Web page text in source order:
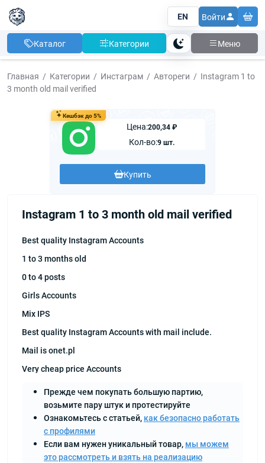
EN Войти
Каталог Категории Тема Меню
Главная Категории Инстаграм Автореги
Instagram 1 to
3 month old mail verified
Кешбэк до 5%
Цена:200,34 ₽
Кол-во:9 шт.
Купить
Instagram 1 to 3 month old mail verified
Best quality Instagram Accounts
1 to 3 months old
0 to 4 posts
Girls Accounts
Mix IPS
Best quality Instagram Accounts with mail include.
Mail is onet.pl
Very cheap price Accounts
Прежде чем покупать большую партию,
возьмите пару штук и протестируйте
Ознакомьтесь с статьей, как безопасно работать
с профилями
Если вам нужен уникальный товар, мы можем
это рассмотреть и взять на реализацию